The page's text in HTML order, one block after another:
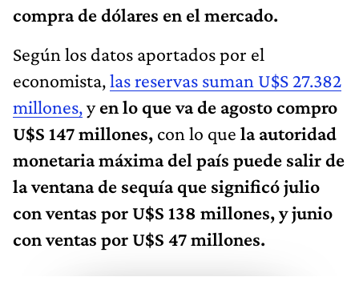
compra de dólares en el mercado.
Según los datos aportados por el
economista,las reservas suman U$S 27.382
millones,yen lo que va de agosto compro
U$S 147 millones, con lo que la autoridad
monetaria máxima del país puede salir de
la ventana de sequía que significó julio
con ventas por U$S 138 millones, y junio
con ventas por U$S 47 millones.